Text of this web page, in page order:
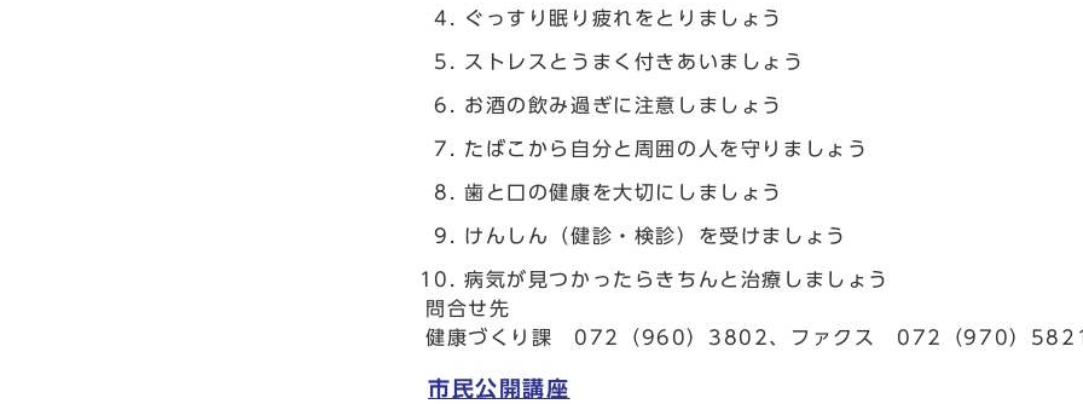
ぐっすり眠り疲れをとりましょう
ストレスとうまく付きあいましょう
お酒の飲み過ぎに注意しましょう
たばこから自分と周囲の人を守りましょう
歯と口の健康を大切にしましょう
けんしん（健診・検診）を受けましょう
病気が見つかったらきちんと治療しましょう
問合せ先
健康づくり課 072（960）3802、ファクス 072（970）5821
市民公開講座